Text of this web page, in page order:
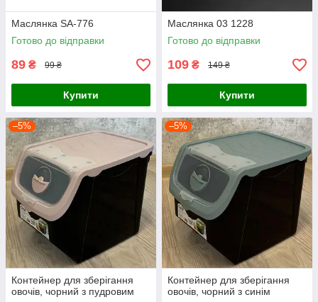
Маслянка SA-776
Готово до відправки
89 ₴ 99 ₴
Купити
Маслянка 03 1228
Готово до відправки
109 ₴ 149 ₴
Купити
–5%
Контейнер для зберігання
овочів, чорний з пудровим
–5%
Контейнер для зберігання
овочів, чорний з синім